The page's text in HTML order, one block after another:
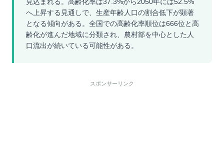
へ上昇する見通しで、生産年齢人口の割合低下が顕著
となる傾向がある。全国での高齢化率順位は666位と高
齢化が進んだ地域に分類され、農村部を中心とした人
口流出が続いている可能性がある。
スポンサーリンク